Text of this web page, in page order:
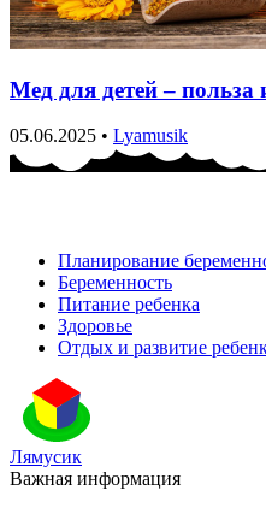
Мед для детей – польза
05.06.2025 • Lyamusik
Планирование
Беременность
Питание ребенка
Здоровье
Отдых и развитие
Лямусик
Важная информация